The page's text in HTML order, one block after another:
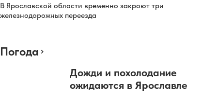
В Ярославской области временно закроют три
железнодорожных переезда
Погода
Дожди и похолодание
ожидаются в Ярославле